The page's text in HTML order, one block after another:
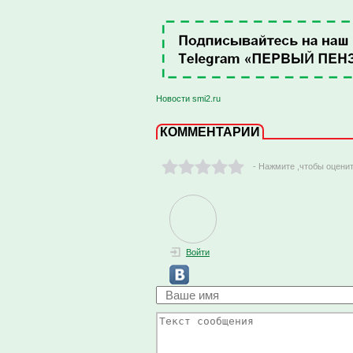
Новости smi2.ru
КОММЕНТАРИИ
- Нажмите ,чтобы
Войти